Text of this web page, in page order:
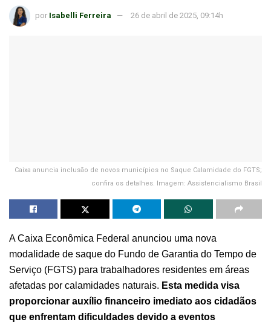
por Isabelli Ferreira 26 de abril de 2025, 09:14h
Caixa anuncia inclusão de novos municípios no Saque Calamidade do FGTS;
confira os detalhes. Imagem: Assistencialismo Brasil
A Caixa Econômica Federal anunciou uma nova
modalidade de saque do Fundo de Garantia do Tempo de
Serviço (FGTS) para trabalhadores residentes em áreas
afetadas por calamidades naturais. Esta medida visa
proporcionar auxílio financeiro imediato aos cidadãos
que enfrentam dificuldades devido a eventos